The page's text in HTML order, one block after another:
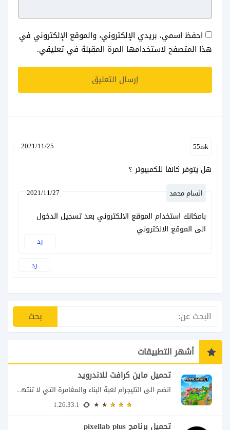
احفظ اسمي، بريدي الإلكتروني، والموقع الإلكتروني في
هذا المتصفح لاستخدامها المرة المقبلة في تعليقي.
55isk
2021/11/25
هل يتوفر كانفا للكمبيوتر ؟
رد
انسام محمد 2021/11/27
بامكانك استخدام الموقع الالكتروني بعد تسجيل الدخول
الى الموقع الالكتروني
رد
أشهر التطبيقات
تحميل ماين كرافت للاندرويد
انضم الى التليجرام لعبة البناء والمغامرة التي لا تنتهي Minecraft إذا كنت تبحث عن...
تحميل برنامج pixellab plus